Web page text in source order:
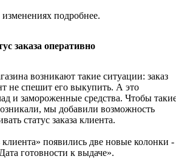
подробнее.
заказа оперативно
возникают такие ситуации: заказ
не спешит его выкупить. А это
и замороженные средства. Чтобы
мы добавили возможность
статус заказа клиента.
появились две новые колонки -
готовности к выдаче».